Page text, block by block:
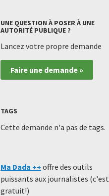
UNE QUESTION À POSER À UNE
AUTORITÉ PUBLIQUE ?
Lancez votre propre demande
Faire une demande »
TAGS
Cette demande n'a pas de tags.
Ma Dada ++ offre des outils
puissants aux journalistes (c'est
gratuit!)